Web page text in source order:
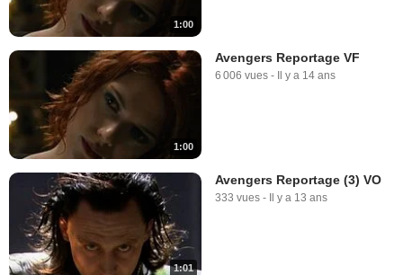
1:00
1:00
Avengers Reportage VF
6 006 vues - Il y a 14 ans
1:01
Avengers Reportage (3) VO
333 vues - Il y a 13 ans